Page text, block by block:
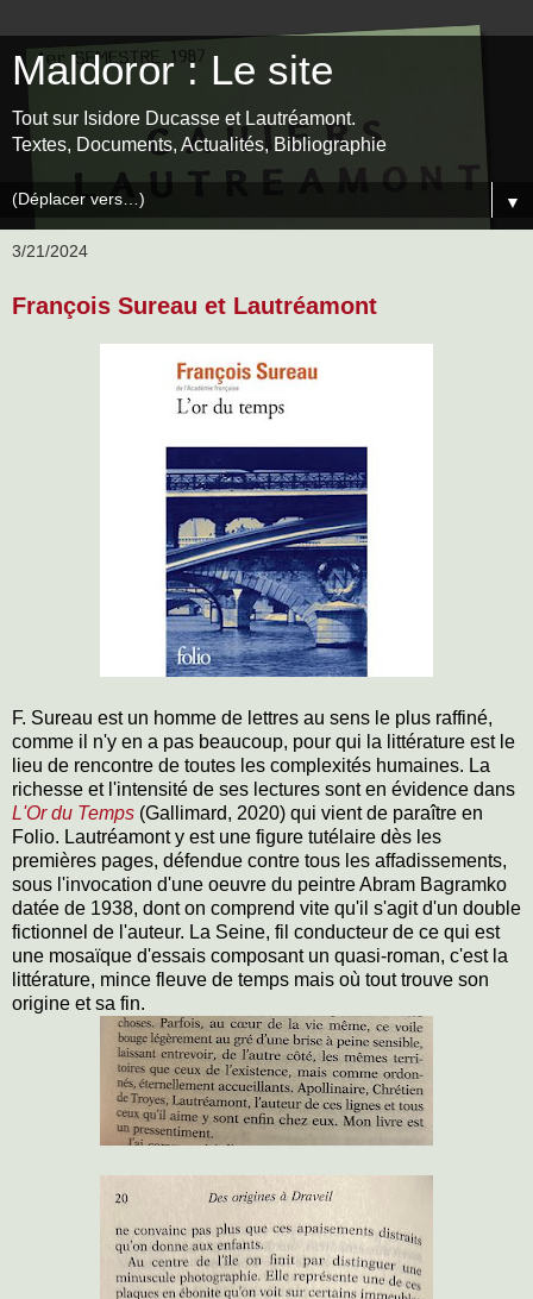
Maldoror : Le site
Tout sur Isidore Ducasse et Lautréamont.
Textes, Documents, Actualités, Bibliographie
▼
3/21/2024
François Sureau et Lautréamont
F. Sureau est un homme de lettres au sens le plus raffiné,
comme il n'y en a pas beaucoup, pour qui la littérature est le
lieu de rencontre de toutes les complexités humaines. La
richesse et l'intensité de ses lectures sont en évidence dans
L'Or du Temps (Gallimard, 2020) qui vient de paraître en
Folio. Lautréamont y est une figure tutélaire dès les
premières pages, défendue contre tous les affadissements,
sous l'invocation d'une oeuvre du peintre Abram Bagramko
datée de 1938, dont on comprend vite qu'il s'agit d'un double
fictionnel de l'auteur. La Seine, fil conducteur de ce qui est
une mosaïque d'essais composant un quasi-roman, c'est la
littérature, mince fleuve de temps mais où tout trouve son
origine et sa fin.